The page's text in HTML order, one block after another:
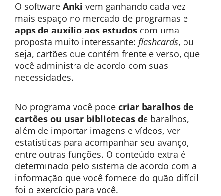
O software Anki vem ganhando cada vez
mais espaço no mercado de programas e
apps de auxílio aos estudos com uma
proposta muito interessante: flashcards, ou
seja, cartões que contém frente e verso, que
você administra de acordo com suas
necessidades.
No programa você pode criar baralhos de
cartões ou usar bibliotecas de baralhos,
além de importar imagens e vídeos, ver
estatísticas para acompanhar seu avanço,
entre outras funções. O conteúdo extra é
determinado pelo sistema de acordo com a
informação que você fornece do quão difícil
foi o exercício para você.